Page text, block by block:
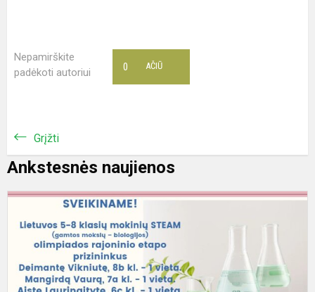
Nepamirškite
padėkoti autoriui
AČIŪ
0
Grįžti
Ankstesnės naujienos